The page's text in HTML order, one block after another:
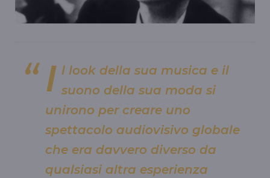
I l look della sua musica e il
suono della sua moda si
unirono per creare uno
spettacolo audiovisivo globale
che era davvero diverso da
qualsiasi altra esperienza